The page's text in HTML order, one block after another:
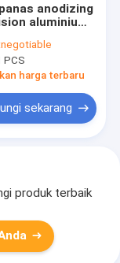
anodizing
aluminium
Metal
mesin Sheet
Fabrication
negotiable
PCS
harga terbaru
sekarang
produk terbaik